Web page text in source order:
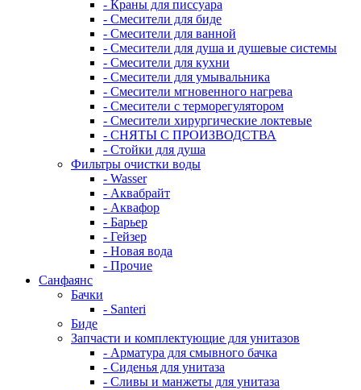
- Краны для писсуара
- Смесители для биде
- Смесители для ванной
- Смесители для душа и душевые системы
- Смесители для кухни
- Смесители для умывальника
- Смесители мгновенного нагрева
- Смесители с терморегулятором
- Смесители хирургические локтевые
- СНЯТЫ С ПРОИЗВОДСТВА
- Стойки для душа
Фильтры очистки воды
- Wasser
- Аквабрайт
- Аквафор
- Барьер
- Гейзер
- Новая вода
- Прочие
Санфаянс
Бачки
- Santeri
Биде
Запчасти и комплектующие для унитазов
- Арматура для смывного бачка
- Сиденья для унитаза
- Сливы и манжеты для унитаза